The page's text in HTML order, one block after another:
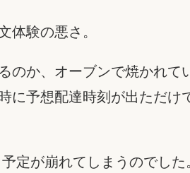
体験の悪さ。
のか、オーブンで焼かれて
に予想配達時刻が出ただけ
定が崩れてしまうのでした